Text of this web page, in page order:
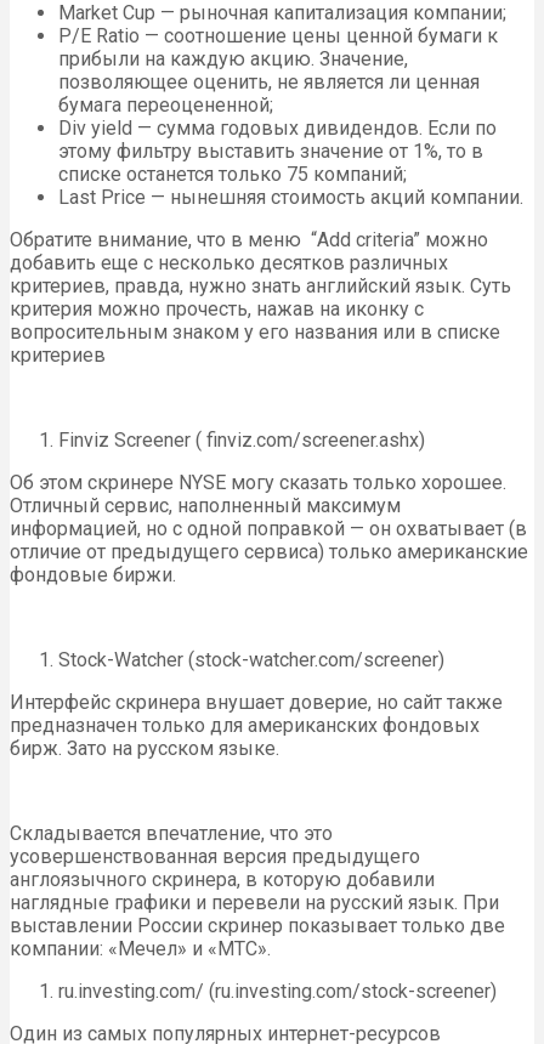
Market Cup — рыночная капитализация компании;
P/E Ratio — соотношение цены ценной бумаги к
прибыли на каждую акцию. Значение,
позволяющее оценить, не является ли ценная
бумага переоцененной;
Div yield — сумма годовых дивидендов. Если по
этому фильтру выставить значение от 1%, то в
списке останется только 75 компаний;
Last Price — нынешняя стоимость акций компании.
Обратите внимание, что в меню “Add criteria” можно
добавить еще с несколько десятков различных
критериев, правда, нужно знать английский язык. Суть
критерия можно прочесть, нажав на иконку с
вопросительным знаком у его названия или в списке
критериев
Finviz Screener ( finviz.com/screener.ashx)
Об этом скринере NYSE могу сказать только хорошее.
Отличный сервис, наполненный максимум
информацией, но с одной поправкой — он охватывает (в
отличие от предыдущего сервиса) только американские
фондовые биржи.
Stock-Watcher (stock-watcher.com/screener)
Интерфейс скринера внушает доверие, но сайт также
предназначен только для американских фондовых
бирж. Зато на русском языке.
Складывается впечатление, что это
усовершенствованная версия предыдущего
англоязычного скринера, в которую добавили
наглядные графики и перевели на русский язык. При
выставлении России скринер показывает только две
компании: «Мечел» и «МТС».
ru.investing.com/ (ru.investing.com/stock-screener)
Один из самых популярных интернет-ресурсов